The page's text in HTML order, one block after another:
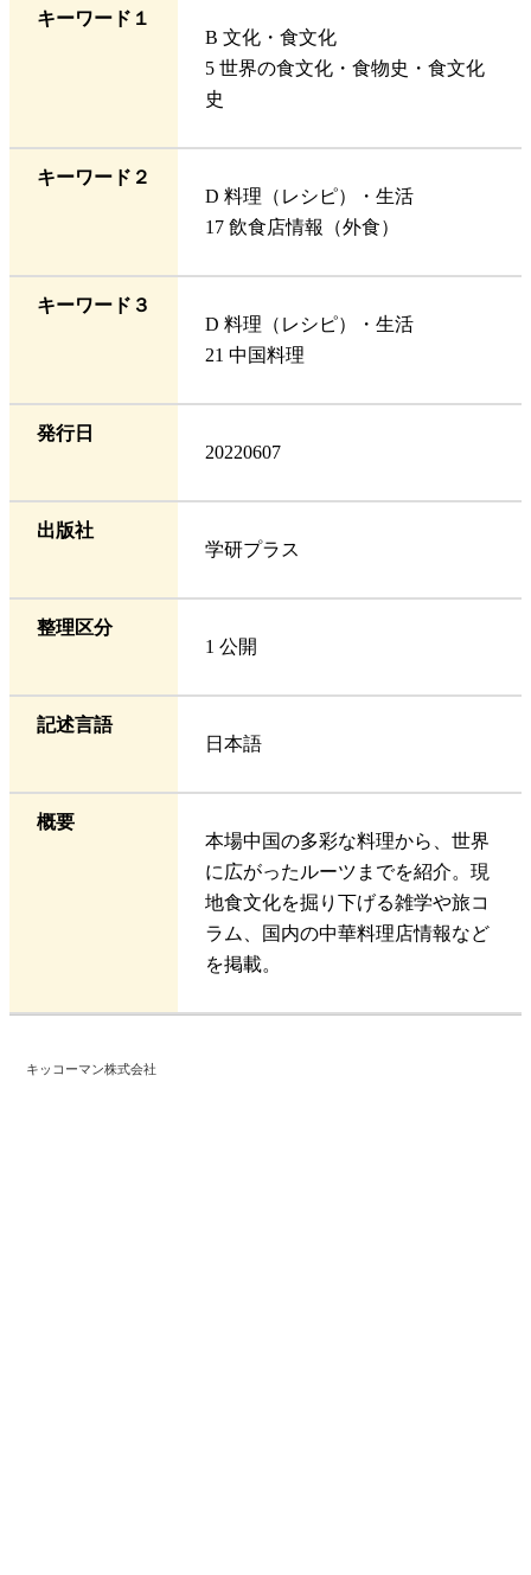
キーワード１
B 文化・食文化
5 世界の食文化・食物史・食文化
史
キーワード２
D 料理（レシピ）・生活
17 飲食店情報（外食）
キーワード３
D 料理（レシピ）・生活
21 中国料理
発行日
20220607
出版社
学研プラス
整理区分
1 公開
記述言語
日本語
概要
本場中国の多彩な料理から、世界
に広がったルーツまでを紹介。現
地食文化を掘り下げる雑学や旅コ
ラム、国内の中華料理店情報など
を掲載。
キッコーマン株式会社